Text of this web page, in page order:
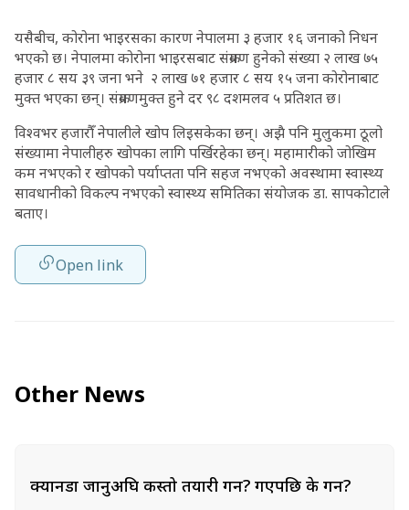
यसैबीच, कोरोना भाइरसका कारण नेपालमा ३ हजार १६ जनाको निधन
भएको छ। नेपालमा कोरोना भाइरसबाट संक्रमण हुनेको संख्या २ लाख ७५
हजार ८ सय ३९ जना भने २ लाख ७१ हजार ८ सय १५ जना कोरोनाबाट
मुक्त भएका छन्। संक्रमणमुक्त हुने दर ९८ दशमलव ५ प्रतिशत छ।
विश्वभर हजारौँ नेपालीले खोप लिइसकेका छन्। अझै पनि मुलुकमा ठूलो
संख्यामा नेपालीहरु खोपका लागि पर्खिरहेका छन्। महामारीको जोखिम
कम नभएको र खोपको पर्याप्तता पनि सहज नभएको अवस्थामा स्वास्थ्य
सावधानीको विकल्प नभएको स्वास्थ्य समितिका संयोजक डा. सापकोटाले
बताए।
Open link
Other News
क्यानडा जानुअघि कस्तो तयारी गर्ने? गएपछि के गर्ने?